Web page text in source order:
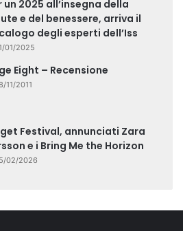
un 2025 all’insegna della
e del benessere, arriva il
degli esperti dell’Iss
01/2025
Eight – Recensione
11/2011
Festival, annunciati Zara
e i Bring Me the Horizon
02/2026